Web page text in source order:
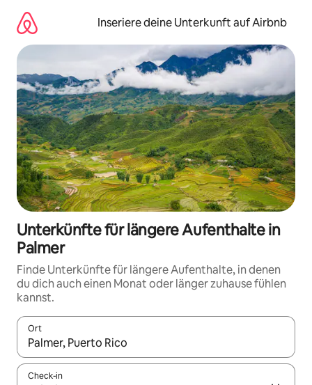
Inhalten
springen
Inseriere deine Unterkunft auf Airbnb
Unterkünfte für längere Aufenthalte in
Palmer
Finde Unterkünfte für längere Aufenthalte, in denen
du dich auch einen Monat oder länger zuhause fühlen
kannst.
Ort
Wenn Ergebnisse verfügbar sind, navigiere mit den
Check-in